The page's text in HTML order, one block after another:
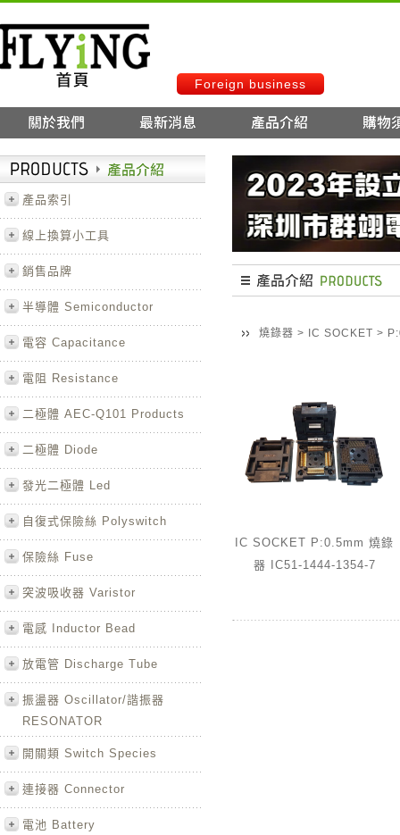
Foreign business
產品索引
線上換算小工具
銷售品牌
半導體 Semiconductor
電容 Capacitance
電阻 Resistance
二極體 AEC-Q101 Products
二極體 Diode
發光二極體 Led
自復式保險絲 Polyswitch
保險絲 Fuse
突波吸收器 Varistor
電感 Inductor Bead
放電管 Discharge Tube
振盪器 Oscillator/諧振器
RESONATOR
開關類 Switch Species
連接器 Connector
電池 Battery
燒錄器 > IC SOCKET >
IC SOCKET P:0.5mm 燒錄
器 IC51-1444-1354-7